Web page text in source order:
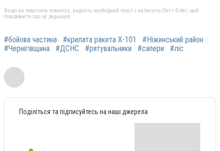
Якщо ви помітили помилку, виділіть необхідний текст і натисніть Ctrl + Enter, щоб
повідомити про це редакцію
#бойова частина #крилата ракета Х-101
#Ніжинський район
#Чернігівщина
#ДСНС #рятувальники #сапери #ліс
Поділіться та підписуйтесь на наші джерела